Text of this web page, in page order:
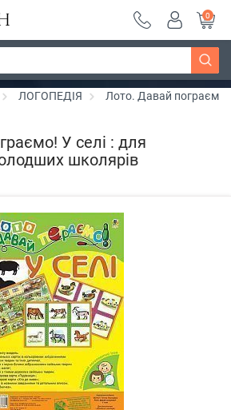
грн ~ 250 грн ~
Дізнатись більше
0
ЛОГОПЕДІЯ Лото. Давай пограємо!
У селі : для
школярів